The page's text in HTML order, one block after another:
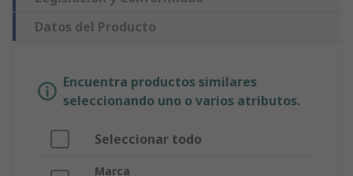
Datos del Producto
Encuentra productos similares
seleccionando uno o varios atributos.
Seleccionar todo
Marca